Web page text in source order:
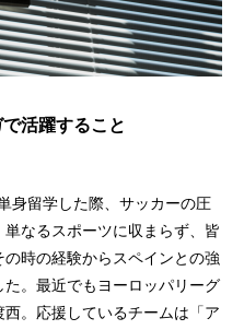
活躍すること
身留学した際、サッカーの圧
なるスポーツに収まらず、皆
時の経験からスペインとの強
。最近でもヨーロッパリーグ
。応援しているチームは「ア